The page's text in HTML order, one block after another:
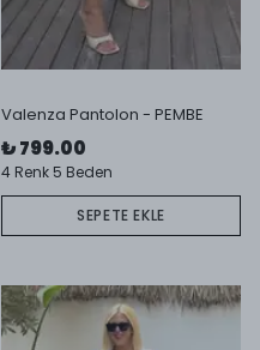
Valenza Pantolon - PEMBE
₺ 799.00
4 Renk 5 Beden
SEPETE EKLE